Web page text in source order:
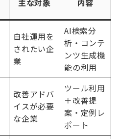
主な対象 内容
自社運用を
されたい企
業
AI検索分
析・コンテ
ンツ生成機
能の利用
改善アドバ
イスが必要
な企業
ツール利用
＋改善提
案・定例レ
ポート